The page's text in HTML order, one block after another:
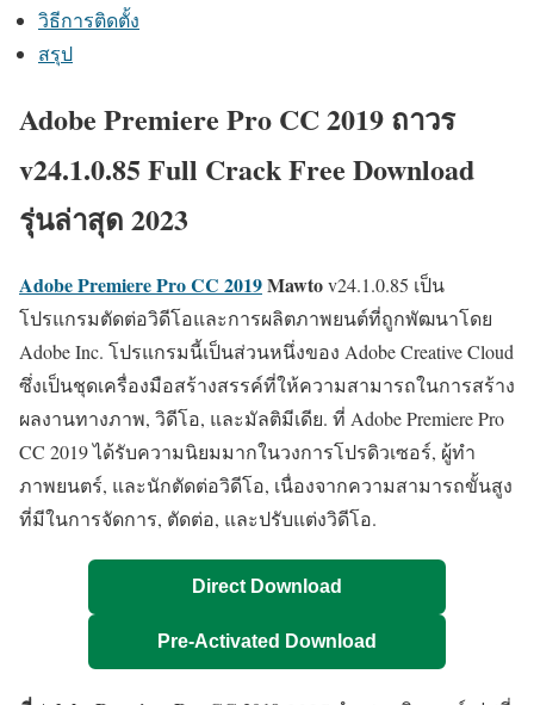
วิธีการติดตั้ง
สรุป
Adobe Premiere Pro CC 2019 ถาวร
v24.1.0.85 Full Crack Free Download
รุ่นล่าสุด 2023
Adobe Premiere Pro CC 2019Mawtov24.1.0.85 เป็น
โปรแกรมตัดต่อวิดีโอและการผลิตภาพยนต์ที่ถูกพัฒนาโดย
Adobe Inc. โปรแกรมนี้เป็นส่วนหนึ่งของ Adobe Creative Cloud
ซึ่งเป็นชุดเครื่องมือสร้างสรรค์ที่ให้ความสามารถในการสร้าง
ผลงานทางภาพ, วิดีโอ, และมัลติมีเดีย. ที่ Adobe Premiere Pro
CC 2019 ได้รับความนิยมมากในวงการโปรดิวเซอร์, ผู้ทำ
ภาพยนตร์, และนักตัดต่อวิดีโอ, เนื่องจากความสามารถขั้นสูง
ที่มีในการจัดการ, ตัดต่อ, และปรับแต่งวิดีโอ.
Direct Download
Pre-Activated Download